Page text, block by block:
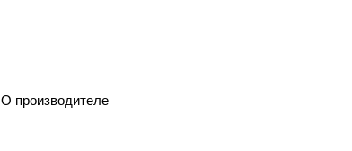
О производителе